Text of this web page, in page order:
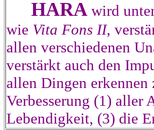
HARA wird
wie Vita Fons II,
allen verschiedenen
verstärkt auch den
allen Dingen
Verbesserung (1) aller
Lebendigkeit, (3) die